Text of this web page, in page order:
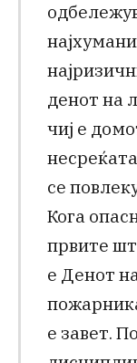
денот на
чиј е
се
Кога
првите
е Денот
е завет.